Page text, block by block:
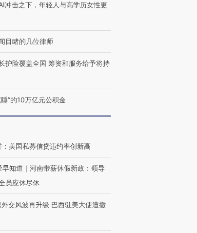
冲击之下，年轻人与高学历女性更
目睹的几位律师
护险覆盖全国 筹资和服务给予将持
睡”的10万亿元公积金
：美国私募信贷违约率创新高
早知道｜河南带薪休假新政：领导
员应休尽休
外交风波再升级 巴西驻美大使遭撤